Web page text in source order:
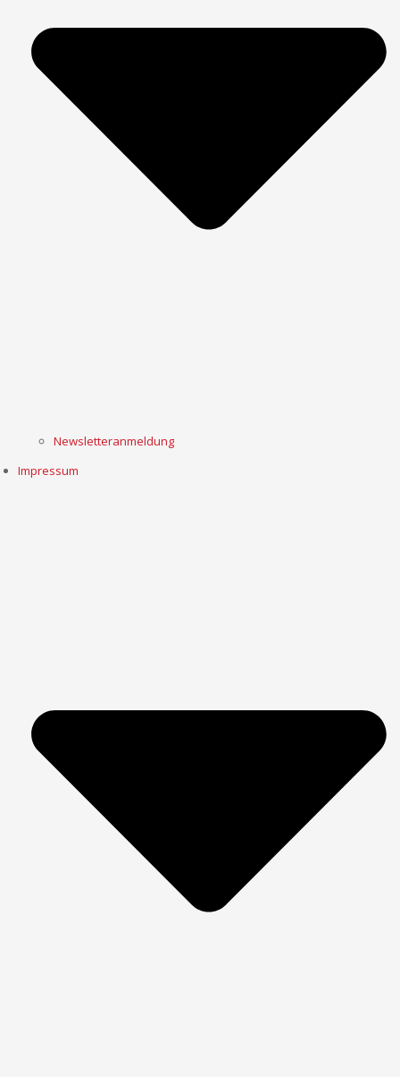
Newsletteranmeldung
Impressum